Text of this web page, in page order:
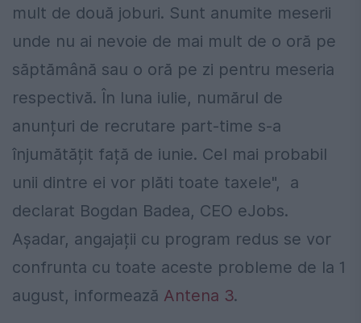
mult de două joburi. Sunt anumite meserii
unde nu ai nevoie de mai mult de o oră pe
săptămână sau o oră pe zi pentru meseria
respectivă. În luna iulie, numărul de
anunțuri de recrutare part-time s-a
înjumătățit față de iunie. Cel mai probabil
unii dintre ei vor plăti toate taxele", a
declarat Bogdan Badea, CEO eJobs.
Așadar, angajații cu program redus se vor
confrunta cu toate aceste probleme de la 1
august, informează Antena 3.